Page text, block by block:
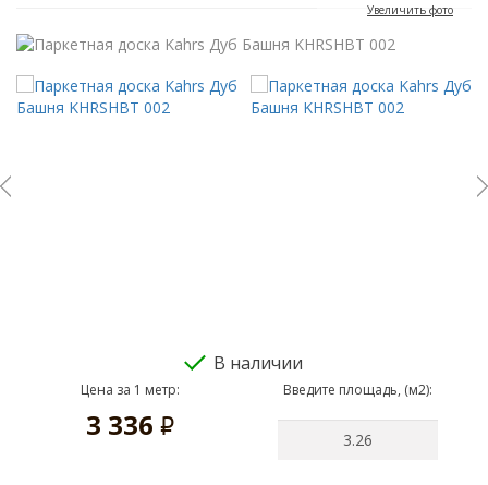
Увеличить фото
В наличии
Цена за 1 метр:
3 336 руб.
Введите площадь, (м2):